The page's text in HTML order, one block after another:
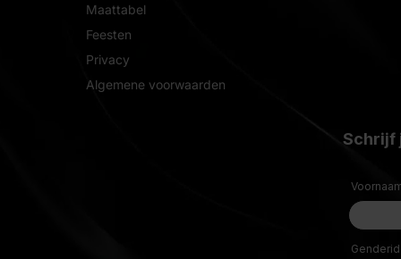
Maattabel
Feesten
Privacy
Algemene voorwaarden